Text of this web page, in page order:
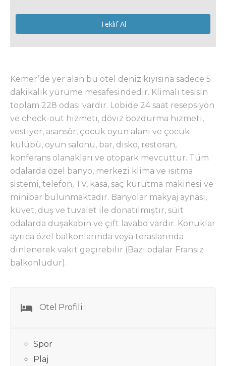
Teklif Al
Kemer’de yer alan bu otel deniz kıyısına sadece 5
dakikalık yürüme mesafesindedir. Klimalı tesisin
toplam 228 odası vardır. Lobide 24 saat resepsiyon
ve check-out hizmeti, döviz bozdurma hizmeti,
vestiyer, asansör, çocuk oyun alanı ve çocuk
kulübü, oyun salonu, bar, disko, restoran,
konferans olanakları ve otopark mevcuttur. Tüm
odalarda özel banyo, merkezi klima ve ısıtma
sistemi, telefon, TV, kasa, saç kurutma makinesi ve
minibar bulunmaktadır. Banyolar makyaj aynası,
küvet, duş ve tuvalet ile donatılmıştır, süit
odalarda duşakabin ve çift lavabo vardır. Konuklar
ayrıca özel balkonlarında veya teraslarında
dinlenerek vakit geçirebilir (Bazı odalar Fransız
balkonludur).
Otel Profili
Spor
Plaj